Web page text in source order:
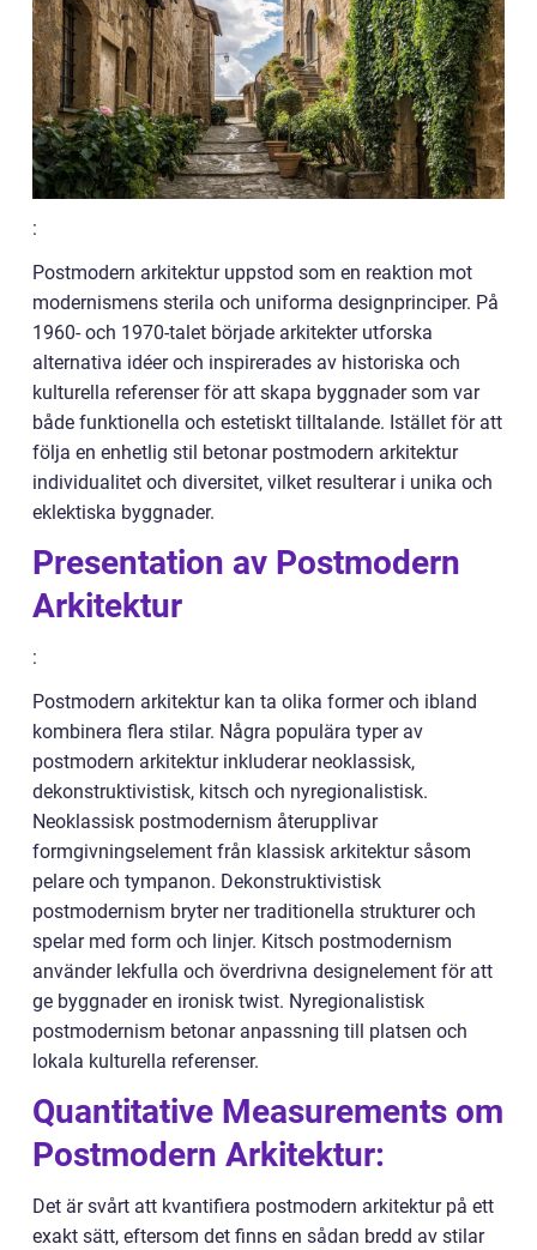
:
Postmodern arkitektur uppstod som en reaktion mot
modernismens sterila och uniforma designprinciper. På
1960- och 1970-talet började arkitekter utforska
alternativa idéer och inspirerades av historiska och
kulturella referenser för att skapa byggnader som var
både funktionella och estetiskt tilltalande. Istället för att
följa en enhetlig stil betonar postmodern arkitektur
individualitet och diversitet, vilket resulterar i unika och
eklektiska byggnader.
Presentation av Postmodern
Arkitektur
:
Postmodern arkitektur kan ta olika former och ibland
kombinera flera stilar. Några populära typer av
postmodern arkitektur inkluderar neoklassisk,
dekonstruktivistisk, kitsch och nyregionalistisk.
Neoklassisk postmodernism återupplivar
formgivningselement från klassisk arkitektur såsom
pelare och tympanon. Dekonstruktivistisk
postmodernism bryter ner traditionella strukturer och
spelar med form och linjer. Kitsch postmodernism
använder lekfulla och överdrivna designelement för att
ge byggnader en ironisk twist. Nyregionalistisk
postmodernism betonar anpassning till platsen och
lokala kulturella referenser.
Quantitative Measurements om
Postmodern Arkitektur:
Det är svårt att kvantifiera postmodern arkitektur på ett
exakt sätt, eftersom det finns en sådan bredd av stilar